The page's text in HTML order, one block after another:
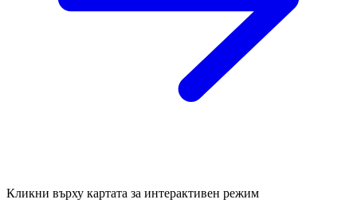
Кликни върху картата за интерактивен режим